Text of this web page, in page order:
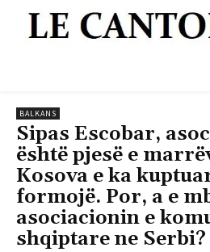
BALKANS
Sipas Escobar,
është pjesë e
Kosova e ka
formojë. Por, a e
asociacionin e
shqiptare ne Serbi?